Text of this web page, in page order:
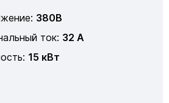
380В
ток: 32 А
15 кВт